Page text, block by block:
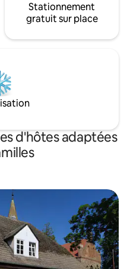
Stationnement
gratuit sur place
d'hôtes adaptées